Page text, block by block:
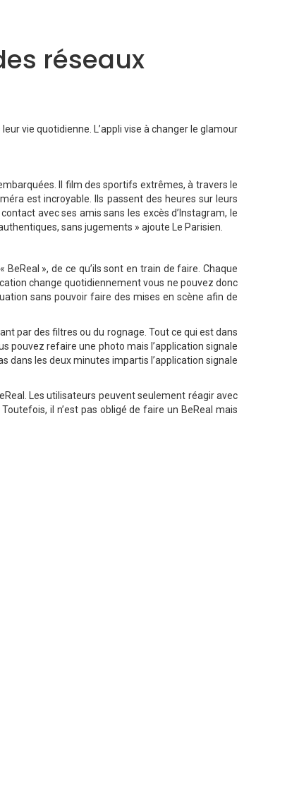
réseaux
vie quotidienne. L’appli vise à changer le glamour
Il film des sportifs extrêmes, à travers le
est incroyable. Ils passent des heures sur leurs
contact avec ses amis sans les excès d’Instagram, le
sans jugements » ajoute Le Parisien.
», de ce qu’ils sont en train de faire. Chaque
change quotidiennement vous ne pouvez donc
sans pouvoir faire des mises en scène afin de
par des filtres ou du rognage. Tout ce qui est dans
pouvez refaire une photo mais l’application signale
dans les deux minutes impartis l’application signale
Les utilisateurs peuvent seulement réagir avec
il n’est pas obligé de faire un BeReal mais